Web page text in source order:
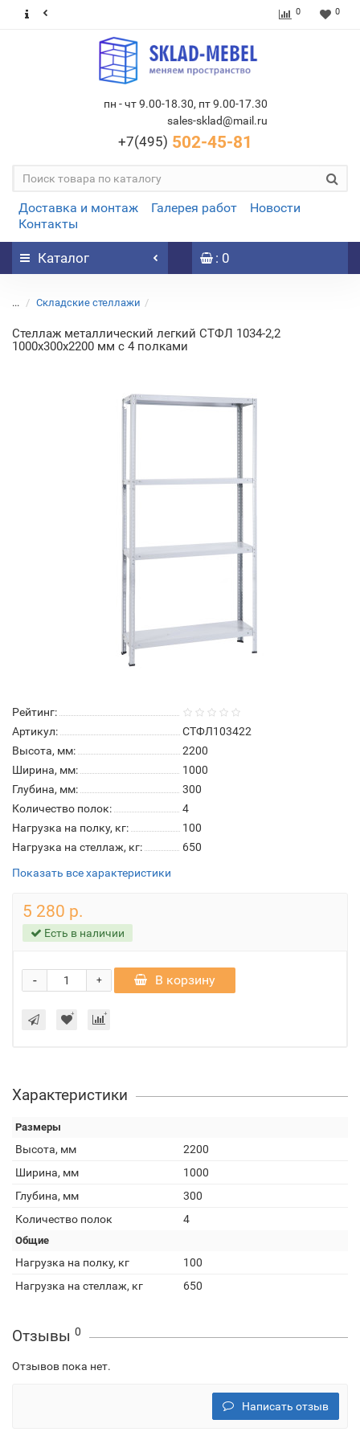
0 0
пн - чт 9.00-18.30, пт 9.00-17.30
sales-sklad@mail.ru
+7(495) 502-45-81
Доставка и монтаж Галерея работ
Новости
Контакты
Каталог : 0
... Складские стеллажи
Стеллаж металлический легкий СТФЛ 1034-2,2
1000х300х2200 мм с 4 полками
Рейтинг:
Артикул:
СТФЛ103422
Высота, мм:
2200
Ширина, мм:
1000
Глубина, мм:
300
Количество полок:
4
Нагрузка на полку, кг:
100
Нагрузка на стеллаж, кг:
650
Показать все характеристики
5 280 р.
Есть в наличии
+
- В корзину
Характеристики
Размеры
Высота, мм
2200
Ширина, мм
1000
Глубина, мм
300
Количество полок
4
Общие
Нагрузка на полку, кг
100
Нагрузка на стеллаж, кг
650
Отзывы 0
Отзывов пока нет.
Написать отзыв